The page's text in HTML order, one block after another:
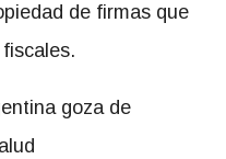
de firmas que